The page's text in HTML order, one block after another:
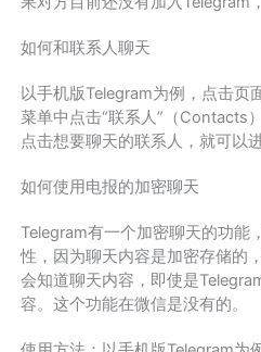
如何和联系人聊天
以手机版Telegram为例，点击页
菜单中点击“联系人”（Contacts
点击想要聊天的联系人，就可以
如何使用电报的加密聊天
Telegram有一个加密聊天的功能
性，因为聊天内容是加密存储的
会知道聊天内容，即使是
容。这个功能在微信是没有的。